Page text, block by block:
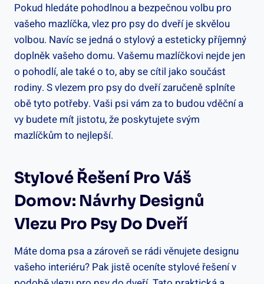
Pokud hledáte pohodlnou a bezpečnou volbu pro
vašeho mazlíčka, vlez pro psy do dveří je skvělou
volbou. Navíc se jedná o stylový a esteticky příjemný
doplněk vašeho domu. Vašemu mazlíčkovi nejde jen
o pohodlí, ale také o to, aby se cítil jako součást
rodiny. S vlezem pro psy do dveří zaručeně splníte
obě tyto potřeby. Vaši psi vám za to budou vděční a
vy budete mít jistotu, že poskytujete svým
mazlíčkům to nejlepší.
Stylové Řešení Pro Váš
Domov: Návrhy Designů
Vlezu Pro Psy Do Dveří
Máte doma psa a zároveň se rádi věnujete designu
vašeho interiéru? Pak jistě oceníte stylové řešení v